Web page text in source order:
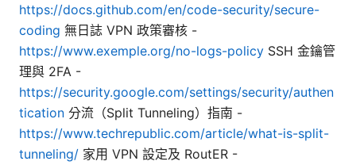
https://docs.github.com/en/code-security/secure-
coding 無日誌 VPN 政策審核 -
https://www.exemple.org/no-logs-policy SSH 金鑰管
理與 2FA -
https://security.google.com/settings/security/authen
tication 分流（Split Tunneling）指南 -
https://www.techrepublic.com/article/what-is-split-
tunneling/ 家用 VPN 設定及 RoutER -